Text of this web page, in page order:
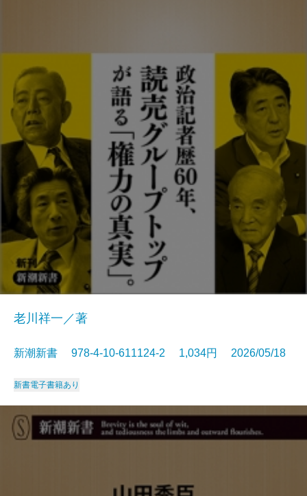
老川祥一／著
新潮新書 978-4-10-611124-2 1,034円 2026/05/18
新書電子書籍あり